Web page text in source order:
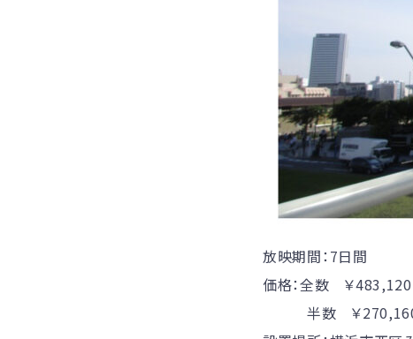
放映期間：7日間
価格：全数 ￥483,120
半数 ￥